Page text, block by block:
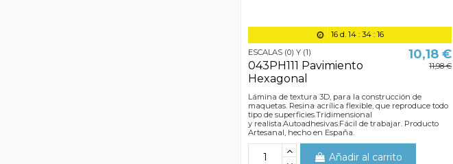
16d. 14: 34: 15
ESCALAS (0) Y (1)
043PH111 Pavimiento
Hexagonal
10,18 €
11,98 €
Lámina de textura 3D, para la construcción de
maquetas. Resina acrílica flexible, que reproduce todo
tipo de superficies.Tridimensional
y realista.Autoadhesivas.Fácil de trabajar. Producto
Artesanal, hecho en España.
Añadir al carrito